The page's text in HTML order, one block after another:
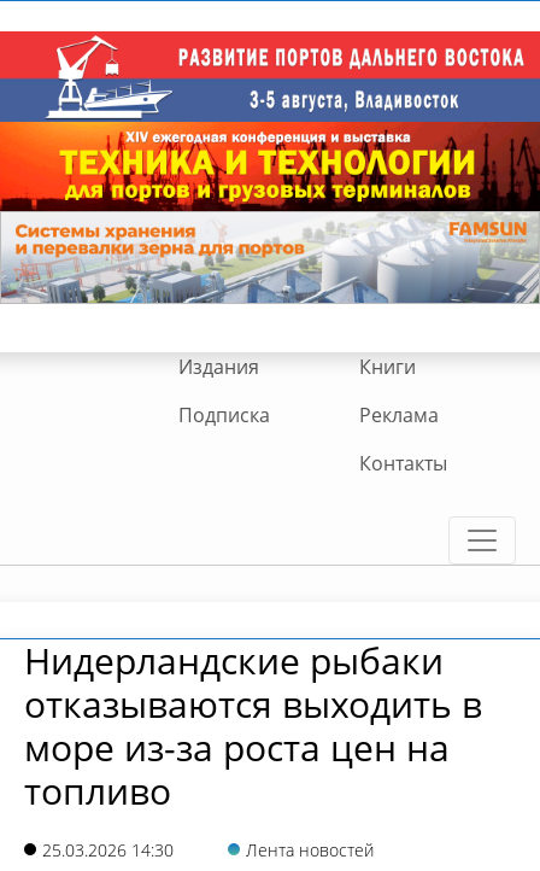
Издания
Книги
Подписка
Реклама
Контакты
Нидерландские рыбаки
отказываются выходить в
море из-за роста цен на
топливо
25.03.2026 14:30 Лента новостей